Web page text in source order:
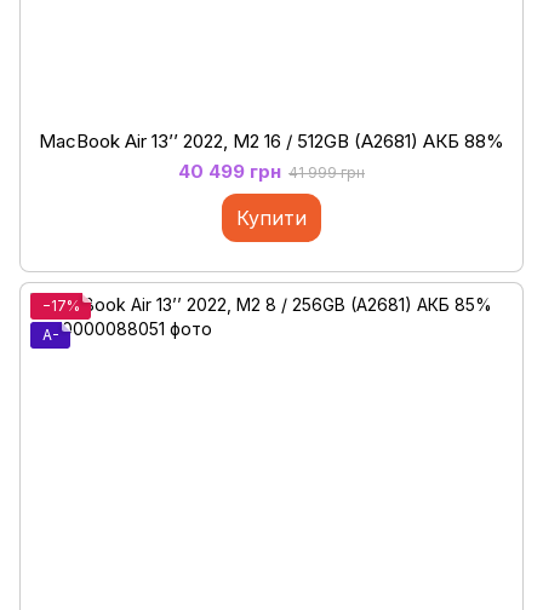
MacBook Air 13’’ 2022, М2 16 / 512GB (A2681) АКБ 88%
40 499 грн 41 999 грн
Купити
−17%
A-